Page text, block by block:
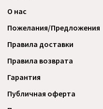
О нас
Пожелания/Предложения
Правила доставки
Правила возврата
Гарантия
Публичная оферта